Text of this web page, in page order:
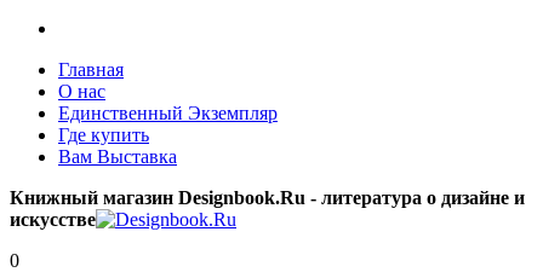
Главная
О нас
Единственный Экземпляр
Где купить
Вам Выставка
Книжный магазин Designbook.Ru - литература о дизайне и
искусстве
0